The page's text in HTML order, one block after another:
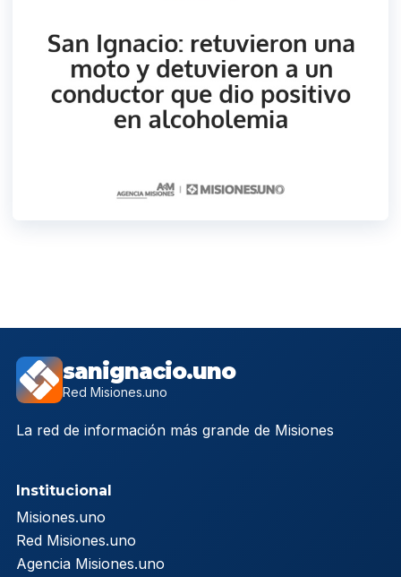
sanignacio.uno
Red Misiones.uno
La red de información más grande de Misiones
Institucional
Misiones.uno
Red Misiones.uno
Agencia Misiones.uno